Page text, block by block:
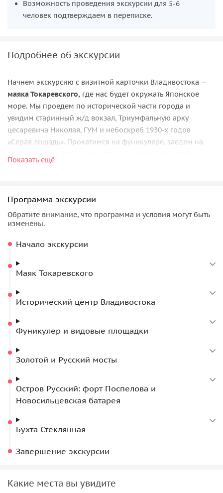
Возможность проведения экскурсии для 5-6
человек подтверждаем в переписке.
Подробнее об экскурсии
Начнем экскурсию с визитной карточки Владивостока —
маяка Токаревского, где нас будет окружать Японское
море. Мы проедем по исторической части города и
увидим старинный ж/д вокзал, Триумфальную арку
цесаревича Николая, ГУМ и небоскреб 1930-х годов
«Серая лошадь». Прокатимся на фуникулере, заедем на
птичьего полета.
по площади соизмерим с Владивостоком. Посмотрим и
Золотому , узнаем про еще одну «стройку века» в 1900-х,
Владивостокскую крепость — на примере форта
фото с 2000-рублевой купюрой. Вишенкой на торте нашей
экскурсии станет
место.
Дальнего Востока в целом, о китайцах и Азии и о многом
другом!
Показать ещё
Программа экскурсии
Обратите внимание, что программа и условия могут быть
изменены.
Начало экскурсии
Маяк Токаревского
Исторический центр Владивостока
Фуникулер и видовые площадки
Золотой и Русский мосты
Остров Русский: форт Поспелова и
Новосильцевская батарея
Бухта Стеклянная
Завершение экскурсии
Какие места вы увидите